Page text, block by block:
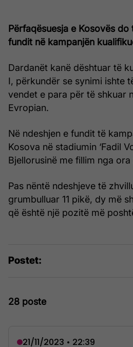
Përfaqësuesja e Kosovës
fundit në kampanjën
Dardanët kanë dështuar të
I, përkundër se synimi ishte
vendet e para për të shkuar
Evropian.
Në ndeshjen e fundit të
Kosova në stadiumin ‘Fadil
Bjellorusinë me fillim nga
Pas nëntë ndeshjeve të
grumbulluar 11 pikë, dy më
që është një pozitë më
Postet:
28 poste
21/11/2023 • 22:39